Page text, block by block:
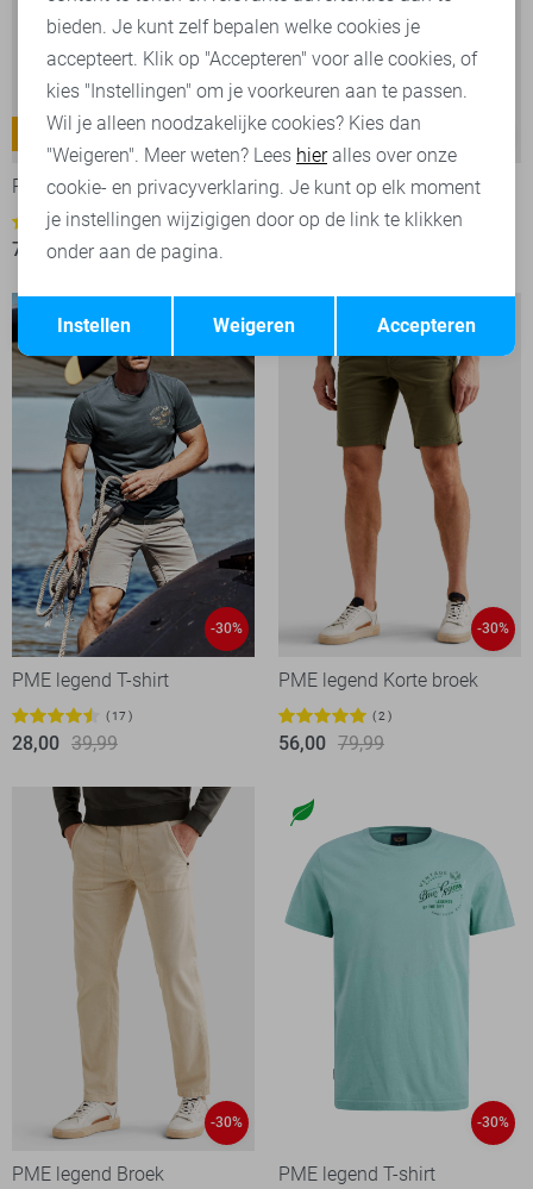
American Classic -30%
PME legend Broek
10
70,00 99,99
Commander 3.0
PME legend Jeans
21
-30%
PME legend T-shirt
17
28,00 39,99
-30%
PME legend Korte broek
2
56,00 79,99
-30%
PME legend Broek
-30%
PME legend T-shirt
Terug Opslaan
bieden. Je kunt zelf bepalen welke cookies je
accepteert. Klik op "Accepteren" voor alle cookies, of
kies "Instellingen" om je voorkeuren aan te passen.
Wil je alleen noodzakelijke cookies? Kies dan
"Weigeren". Meer weten? Lees hieralles over onze
cookie- en privacyverklaring. Je kunt op elk moment
je instellingen wijzigigen door op de link te klikken
onder aan de pagina.
Accepteren
Weigeren
Instellen